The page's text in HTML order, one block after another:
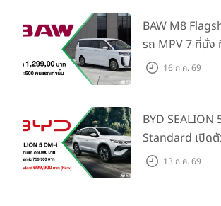
Traffic
ภายใน 31 ก.ค.
น้ำมันมูลค่า
BAW M8
รถ MPV 7 ที่นั่ง
ตลาดครอบครัวแ
แรก)
16 ก.ค. 69
BYD SEALION
Standard เปิด
คาดการณ์
13 ก.ค. 69